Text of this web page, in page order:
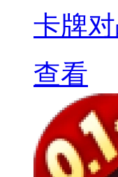
卡牌
查看